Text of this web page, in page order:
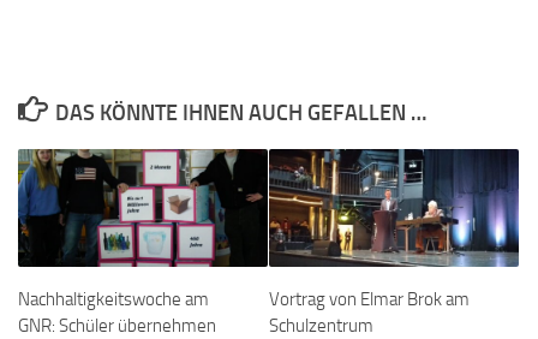
DAS KÖNNTE IHNEN AUCH GEFALLEN …
Nachhaltigkeitswoche am
GNR: Schüler übernehmen
Vortrag von Elmar Brok am
Schulzentrum